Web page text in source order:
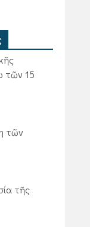
τῶν 15
τῶν
τῆς